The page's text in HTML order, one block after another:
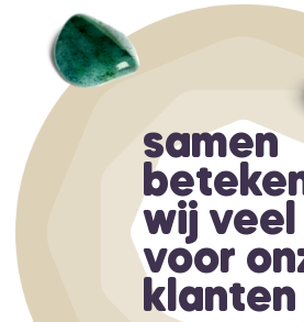
samen
wij veel
voor
klanten